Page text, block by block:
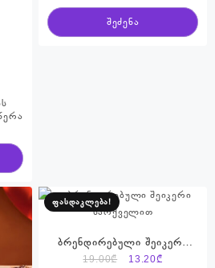
შეძენა
ფასდაკლება!
ბრენდირებული შეიკერი
სარქველით
19.00₾
Original
13.20₾Current